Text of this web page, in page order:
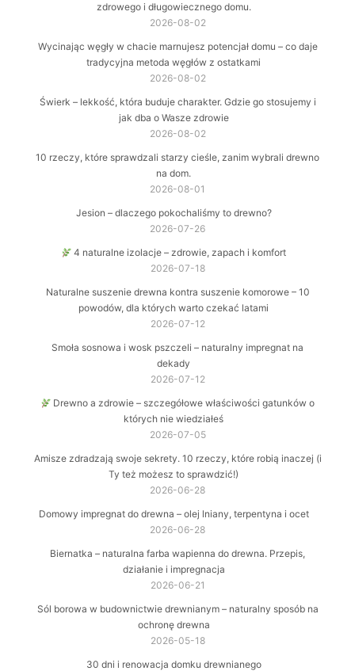
zdrowego i długowiecznego domu.
2026-08-02
Wycinając węgły w chacie marnujesz potencjał domu – co daje
tradycyjna metoda węgłów z ostatkami
2026-08-02
Świerk – lekkość, która buduje charakter. Gdzie go stosujemy i
jak dba o Wasze zdrowie
2026-08-02
10 rzeczy, które sprawdzali starzy cieśle, zanim wybrali drewno
na dom.
2026-08-01
Jesion – dlaczego pokochaliśmy to drewno?
2026-07-26
4 naturalne izolacje – zdrowie, zapach i komfort
2026-07-18
Naturalne suszenie drewna kontra suszenie komorowe – 10
powodów, dla których warto czekać latami
2026-07-12
Smoła sosnowa i wosk pszczeli – naturalny impregnat na
dekady
2026-07-12
Drewno a zdrowie – szczegółowe właściwości gatunków o
których nie wiedziałeś
2026-07-05
Amisze zdradzają swoje sekrety. 10 rzeczy, które robią inaczej (i
Ty też możesz to sprawdzić!)
2026-06-28
Domowy impregnat do drewna – olej lniany, terpentyna i ocet
2026-06-28
Biernatka – naturalna farba wapienna do drewna. Przepis,
działanie i impregnacja
2026-06-21
Sól borowa w budownictwie drewnianym – naturalny sposób na
ochronę drewna
2026-05-18
30 dni i renowacja domku drewnianego